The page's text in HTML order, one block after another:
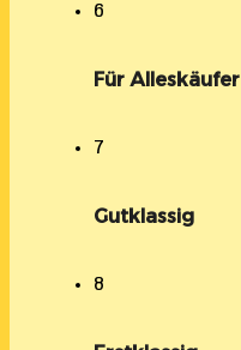
6
Für Alleskäufer
7
Gutklassig
8